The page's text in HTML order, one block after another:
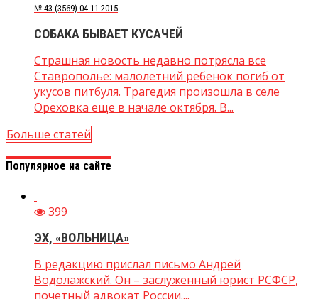
№ 43 (3569) 04.11.2015
СОБАКА БЫВАЕТ КУСАЧЕЙ
Страшная новость недавно потрясла все
Ставрополье: малолетний ребенок погиб от
укусов питбуля. Трагедия произошла в селе
Ореховка еще в начале октября. В...
Больше статей
Популярное на сайте
399
ЭХ, «ВОЛЬНИЦА»
В редакцию прислал письмо Андрей
Водолажский. Он – заслуженный юрист РСФСР,
почетный адвокат России....